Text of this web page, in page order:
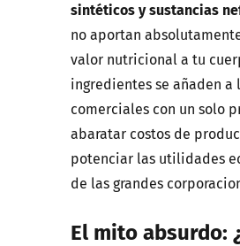
sintéticos y sustancias
no aportan
valor nutricional a tu
ingredientes se añaden a
comerciales con un solo
abaratar costos de
potenciar las utilidades
de las grandes
El mito absurdo: